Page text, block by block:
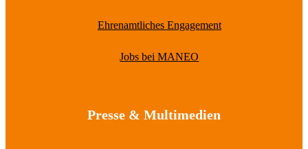
Ehrenamtliches Engagement
Jobs bei MANEO
Presse & Multimedien